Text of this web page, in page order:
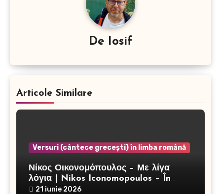
De Iosif
Articole Similare
Versuri (cântece grecești) în limba română
Νίκος Οικονομόπουλος – Με λίγα
λόγια | Nikos Iconomopoulos – În
câteva cuvinte
21 iunie 2026